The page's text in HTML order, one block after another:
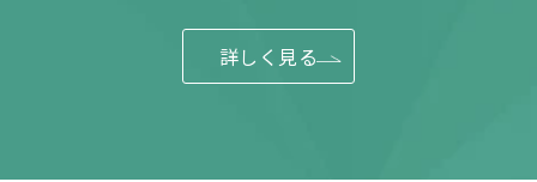
詳しく見る